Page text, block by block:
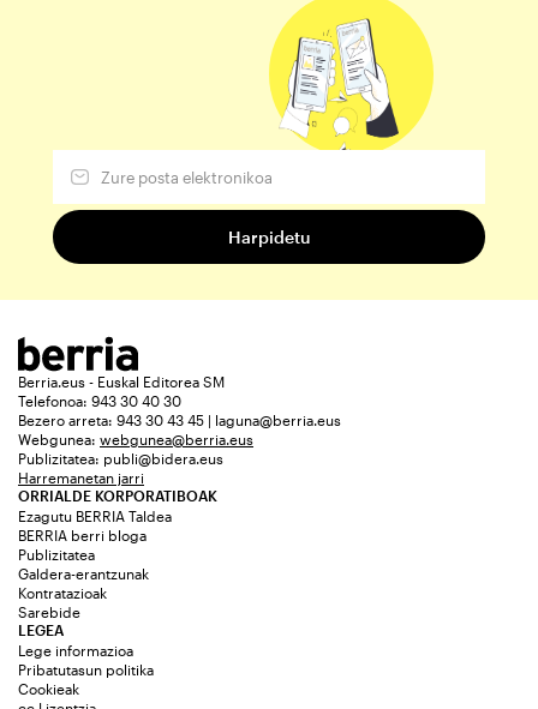
Berria.eus - Euskal Editorea SM
Telefonoa: 943 30 40 30
Bezero arreta: 943 30 43 45 | laguna@berria.eus
Webgunea: webgunea@berria.eus
Publizitatea: publi@bidera.eus
Harremanetan jarri
ORRIALDE KORPORATIBOAK
Ezagutu BERRIA Taldea
BERRIA berri bloga
Publizitatea
Galdera-erantzunak
Kontratazioak
Sarebide
LEGEA
Lege informazioa
Pribatutasun politika
Cookieak